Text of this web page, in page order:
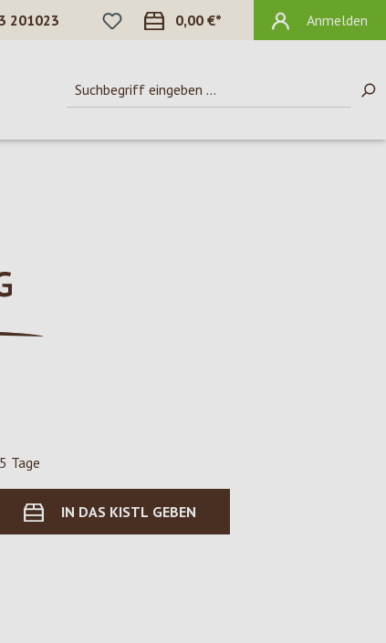
201023
DU HAST 0 PRODUKTE AUF DEM
0,00 €* Anmelden
Tage
IN DAS KISTL GEBEN